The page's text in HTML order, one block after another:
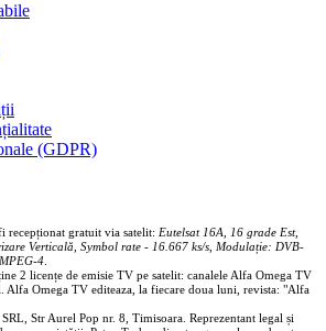
(GDPR)
recepționat gratuit via satelit: Eutelsat 16A, 16 grade Est,
Verticală, Symbol rate - 16.667 ks/s, Modulație: DVB-
4
2 licențe de emisie TV pe satelit: canalele Alfa Omega TV
Alfa Omega TV editeaza, la fiecare doua luni, revista: "Alfa
Str Aurel Pop nr. 8, Timisoara. Reprezentant legal și